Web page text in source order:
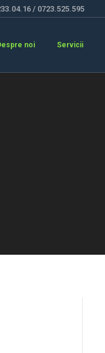
/ 0723.525.595
noi Servicii